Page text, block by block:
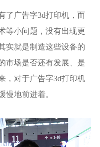
广告字3d打印机，而
等小问题，没有出现更
实就是制造这些设备的
市场是否还有发展、是
，对于广告字3d打印机
慢地前进着。